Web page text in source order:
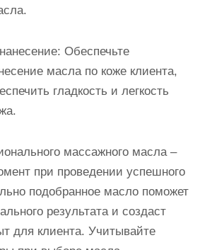
Обеспечьте
масла по коже клиента,
гладкость и легкость
массажного масла –
при проведении успешного
подобранное масло поможет
результата и создаст
для клиента. Учитывайте